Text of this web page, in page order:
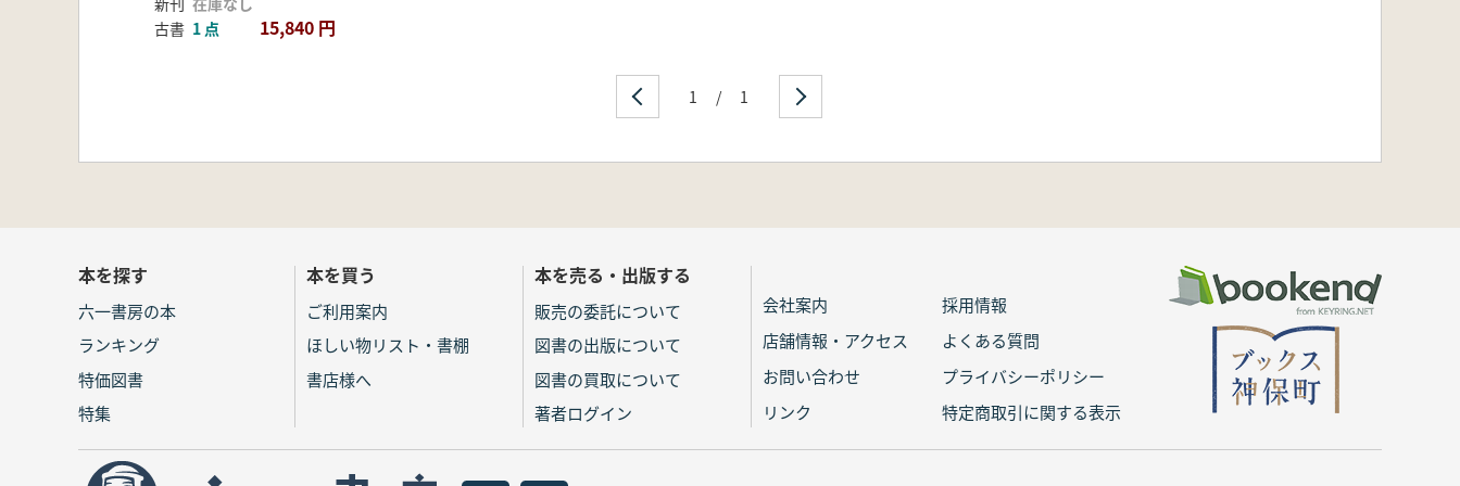
古書 1 点 15,840 円
1 / 1
本を探す
六一書房の本
ランキング
特価図書
特集
本を買う
ご利用案内
ほしい物リスト・書棚
書店様へ
本を売る・出版する
販売の委託について
図書の出版について
図書の買取について
著者ログイン
会社案内
採用情報
店舗情報・アクセス
よくある質問
お問い合わせ
プライバシーポリシー
リンク
特定商取引に関する表示